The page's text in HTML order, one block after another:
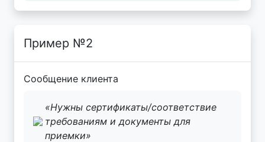
Пример №2
Сообщение клиента
«Нужны сертификаты/соответствие
требованиям и документы для
приемки»